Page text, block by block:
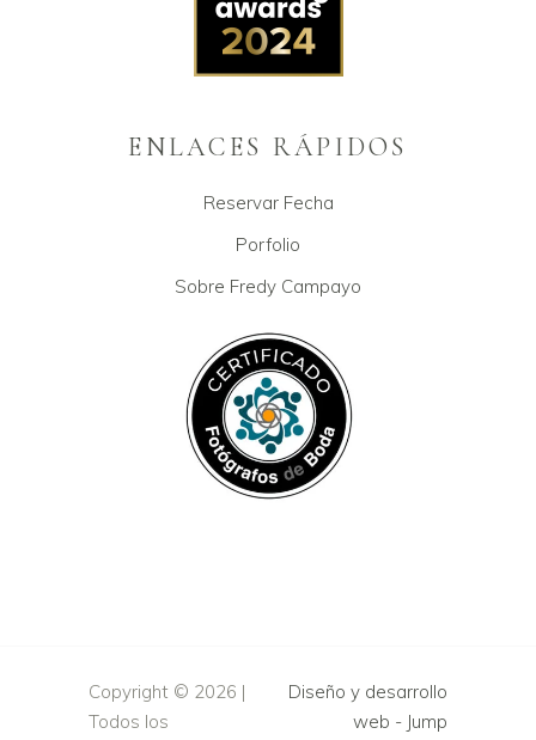
ENLACES RÁPIDOS
Reservar Fecha
Porfolio
Sobre Fredy Campayo
Copyright © 2026 |
Todos los
Diseño y desarrollo
web - Jump